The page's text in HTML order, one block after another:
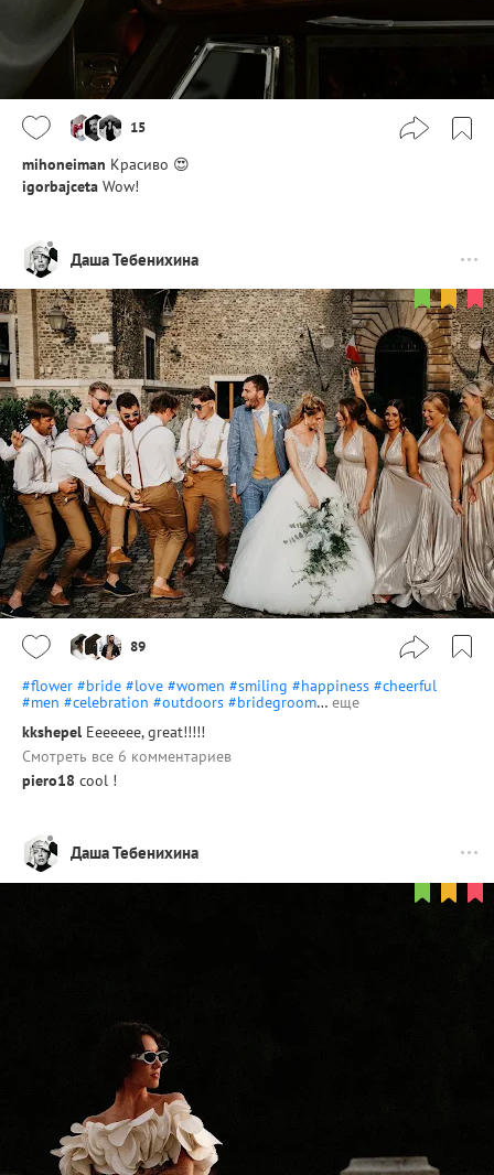
15
mihoneiman Красиво 😍
igorbajceta Wow!
Даша Тебенихина
89
#flower #bride #love #women #smiling #happiness #cheerful
#men #celebration #outdoors #bridegroom… еще
kkshepel Eeeeeee, great!!!!!
Смотреть все 6 комментариев
piero18 cool !
Даша Тебенихина